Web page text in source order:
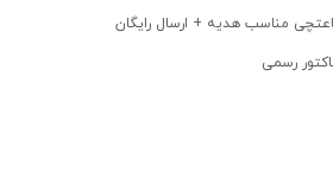
مناسب هدیه + ارسال رایگان